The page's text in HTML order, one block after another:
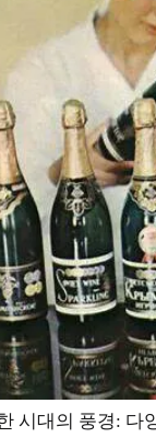
시대의 풍경: 다